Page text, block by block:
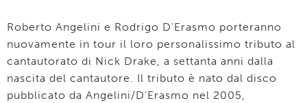
Roberto Angelini e Rodrigo D'Erasmo porteranno
nuovamente in tour il loro personalissimo tributo al
cantautorato di Nick Drake, a settanta anni dalla
nascita del cantautore. Il tributo è nato dal disco
pubblicato da Angelini/D'Erasmo nel 2005,